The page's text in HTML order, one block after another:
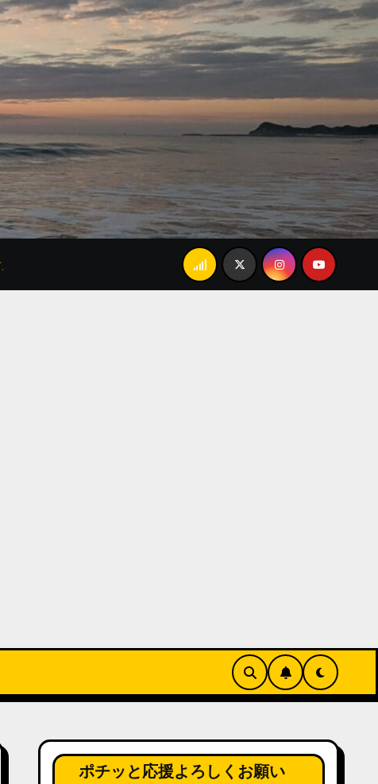
父の「あんましかな…」で大爆笑。忘れられない家族のランチ
ポチッと応援よろしくお願い